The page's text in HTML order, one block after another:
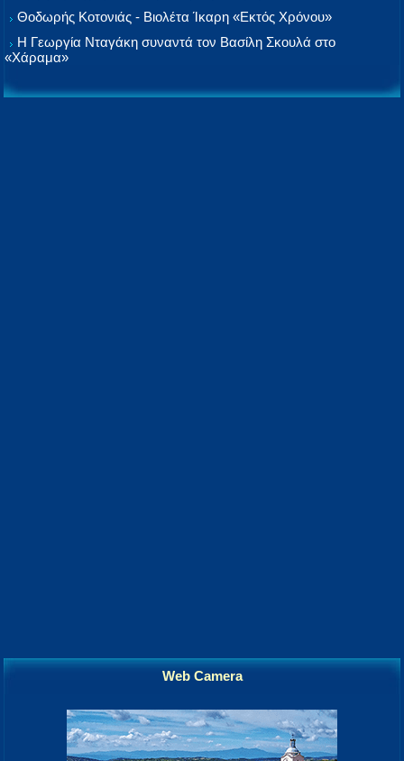
Θοδωρής Κοτονιάς - Βιολέτα Ίκαρη «Εκτός Χρόνου»
Η Γεωργία Νταγάκη συναντά τον Βασίλη Σκουλά στο
«Χάραμα»
Web Camera